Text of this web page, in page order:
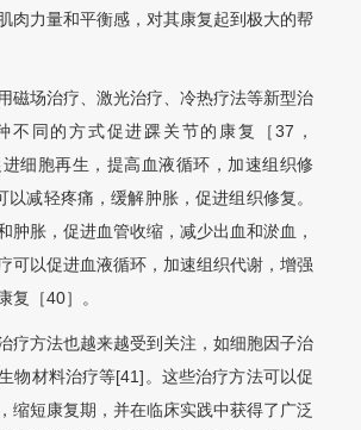
肉力量和平衡感，对其康复起到极大的帮
磁场治疗、激光治疗、冷热疗法等新型治
不同的方式促进踝关节的康复［37，
细胞再生，提高血液循环，加速组织修
以减轻疼痛，缓解肿胀，促进组织修复。
肿胀，促进血管收缩，减少出血和淤血，
可以促进血液循环，加速组织代谢，增强
复［40］。
疗方法也越来越受到关注，如细胞因子治
物材料治疗等[41]。这些治疗方法可以促
缩短康复期，并在临床实践中获得了广泛